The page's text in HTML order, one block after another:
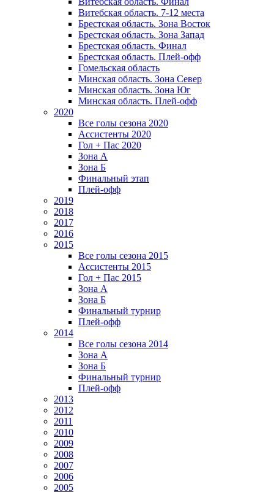
Витебская область. 7-12 места
Брестская область. Зона Восток
Брестская область. Зона Запад
Брестская область. Финал
Брестская область. Плей-офф
Гомельская область
Минская область. Зона Север
Минская область. Зона Юг
Минская область. Плей-офф
2020
Все голы сезона 2020
Ассистенты 2020
Гол + Пас 2020
Зона А
Зона Б
Финальный этап
Плей-офф
2019
2018
2017
2016
2015
Все голы сезона 2015
Ассистенты 2015
Гол + Пас 2015
Зона А
Зона Б
Финальный турнир
Плей-офф
2014
Все голы сезона 2014
Зона А
Зона Б
Финальный турнир
Плей-офф
2013
2012
2011
2010
2009
2008
2007
2006
2005